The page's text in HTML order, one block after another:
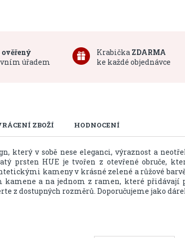
ověřený
úřadem
Krabička ZDARMA
ke každé objednávce
ZBOŽÍ HODNOCENÍ
který v sobě nese eleganci, výraznost a
prsten HUE je tvořen z otevřené obruče,
kameny v krásné zelené a růžové
a na jednom z ramen, které přidávají
z dostupných rozměrů. Doporučujeme jako